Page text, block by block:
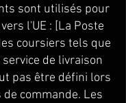
sont utilisés pour
l'UE : [La Poste
coursiers tels que
service de livraison
pas être défini lors
commande. Les